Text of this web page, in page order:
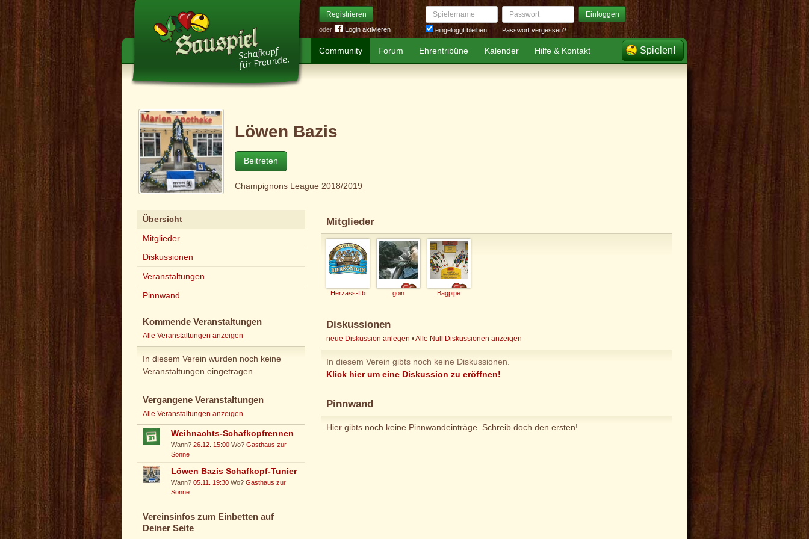
Registrieren
oder Login aktivieren
Spielername
eingeloggt bleiben
Passwort Einloggen
Passwort vergessen?
Community Forum Ehrentribüne Kalender Hilfe & Kontakt Spielen!
Löwen Bazis
Beitreten
Champignons League 2018/2019
Übersicht
Mitglieder
Diskussionen
Veranstaltungen
Pinnwand
Kommende Veranstaltungen
Alle Veranstaltungen anzeigen
In diesem Verein wurden noch keine
Veranstaltungen eingetragen.
Vergangene Veranstaltungen
Alle Veranstaltungen anzeigen
Weihnachts-Schafkopfrennen
Wann?26.12. 15:00 Wo?Gasthaus zur
Sonne
Löwen Bazis Schafkopf-Tunier
Wann?05.11. 19:30 Wo?Gasthaus zur
Sonne
Vereinsinfos zum Einbetten auf
Deiner Seite
Mitglieder
Herzass-ffb goin Bagpipe
Diskussionen
neue Diskussion anlegen •Alle Null Diskussionen anzeigen
In diesem Verein gibts noch keine Diskussionen.
Klick hier um eine Diskussion zu eröffnen!
Pinnwand
Hier gibts noch keine Pinnwandeinträge. Schreib doch den ersten!